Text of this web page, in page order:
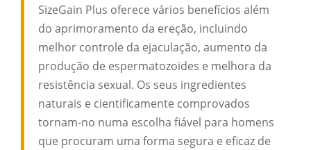
SizeGain Plus oferece vários benefícios além
do aprimoramento da ereção, incluindo
melhor controle da ejaculação, aumento da
produção de espermatozoides e melhora da
resistência sexual. Os seus ingredientes
naturais e cientificamente comprovados
tornam-no numa escolha fiável para homens
que procuram uma forma segura e eficaz de